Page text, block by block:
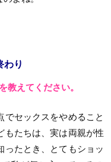
わり
教えてください。
でセックスをやめること
もたちは、実は両親が性
ったとき、とてもショッ